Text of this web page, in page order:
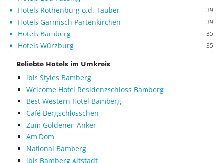
Hotels Rothenburg o.d. Tauber 39
Hotels Garmisch-Partenkirchen 39
Hotels Bamberg 35
Hotels Würzburg 35
Beliebte Hotels im Umkreis
ibis Styles Bamberg
Welcome Hotel Residenzschloss Bamberg
Best Western Hotel Bamberg
Café Bergschlösschen
Zum Goldenen Anker
Am Dom
National Bamberg
ibis Bamberg Altstadt